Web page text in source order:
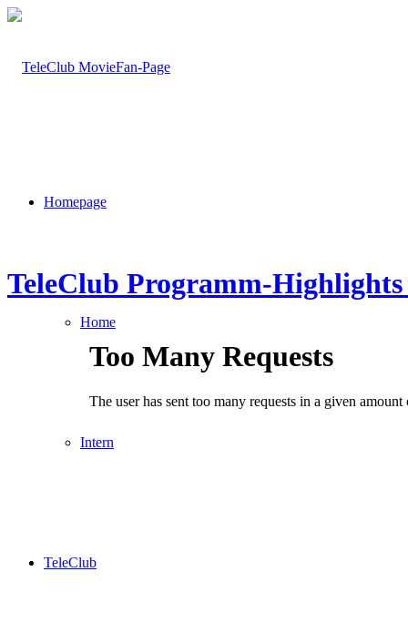
Homepage
Home
Intern
TeleClub
TeleClub Programm-